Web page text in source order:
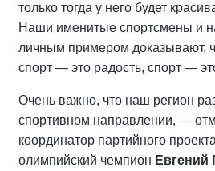
только тогда у него будет
Наши именитые спортсмены и
личным примером доказывают,
спорт — это радость, спорт —
Очень важно, что наш регион
спортивном направлении, —
координатор партийного
олимпийский чемпион